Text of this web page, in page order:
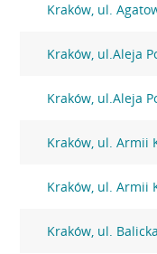
Kraków, ul.
Kraków, ul.Aleja
Kraków, ul.Aleja
Kraków, ul. Armii
Kraków, ul. Armii
Kraków, ul.